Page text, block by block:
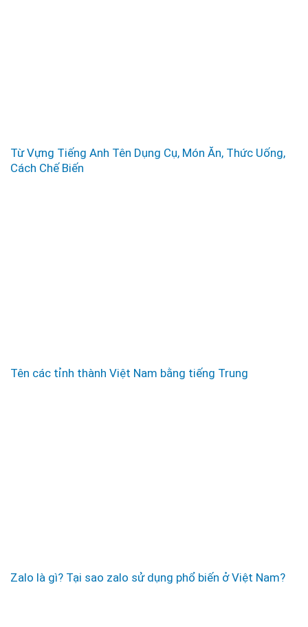
Từ Vựng Tiếng Anh Tên Dụng Cụ, Món Ăn, Thức Uống,
Cách Chế Biến
Tên các tỉnh thành Việt Nam bằng tiếng Trung
Zalo là gì? Tại sao zalo sử dụng phổ biến ở Việt Nam?